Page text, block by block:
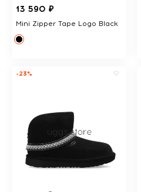
13 590 ₽
Mini Zipper Tape Logo Black
-23%